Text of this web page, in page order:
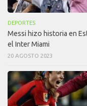
DEPORTES
Messi hizo historia en
el Inter Miami
20 AGOSTO 2023